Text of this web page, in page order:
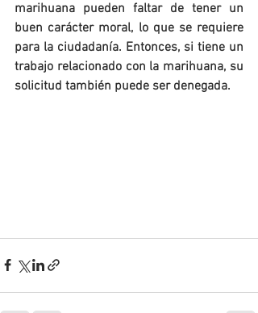
marihuana pueden faltar de tener un
buen carácter moral, lo que se requiere
para la ciudadanía. Entonces, si tiene un
trabajo relacionado con la marihuana, su
solicitud también puede ser denegada.